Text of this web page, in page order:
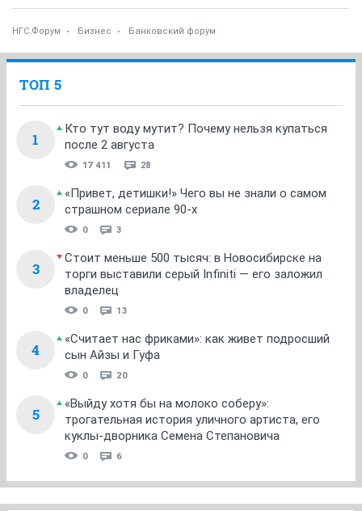
НГС.Форум Бизнес Банковский форум
ТОП 5
1
Кто тут воду мутит? Почему нельзя купаться
после 2 августа
17 411 28
2
«Привет, детишки!» Чего вы не знали о самом
страшном сериале 90-х
0 3
3
Стоит меньше 500 тысяч: в Новосибирске на
торги выставили серый Infiniti — его заложил
владелец
0 13
4
«Считает нас фриками»: как живет подросший
сын Айзы и Гуфа
0 20
5
«Выйду хотя бы на молоко соберу»:
трогательная история уличного артиста, его
куклы-дворника Семена Степановича
0 6